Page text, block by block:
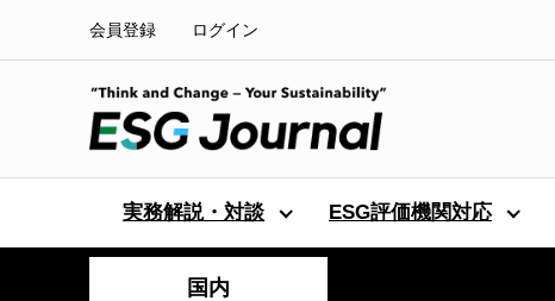
会員登録 ログイン
実務解説・対談 ESG評価機関対応
国内